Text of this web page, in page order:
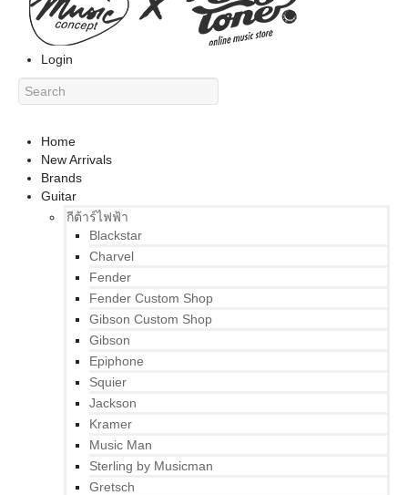
Login
Home
New Arrivals
Brands
Guitar
กีต้าร์ไฟฟ้า
Blackstar
Charvel
Fender
Fender Custom Shop
Gibson Custom Shop
Gibson
Epiphone
Squier
Jackson
Kramer
Music Man
Sterling by Musicman
Gretsch